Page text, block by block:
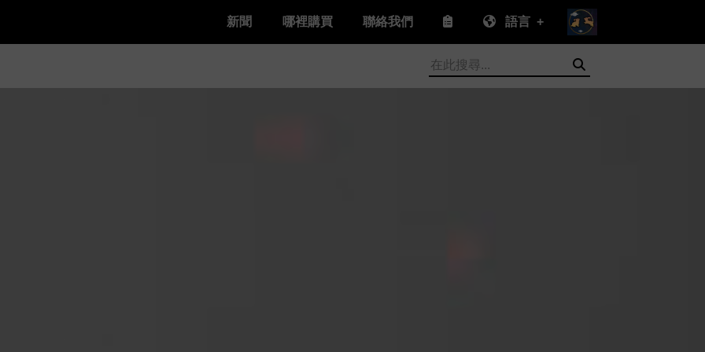
新聞 哪裡購買 聯絡我們 語言